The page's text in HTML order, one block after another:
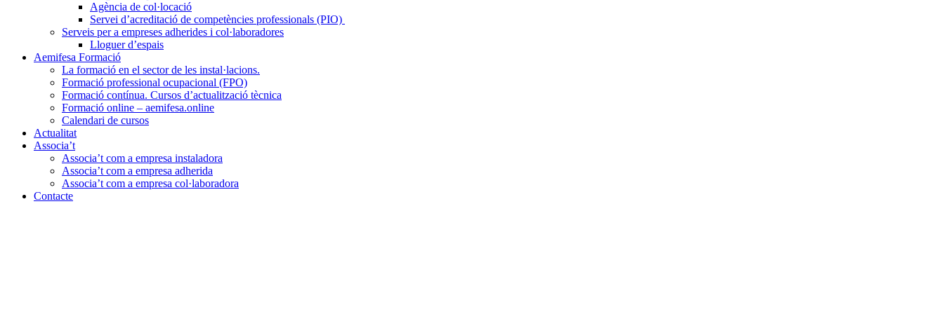
Agència de col·locació
Servei d’acreditació de competències professionals (PIO)
Serveis per a empreses adherides i col·laboradores
Lloguer d’espais
Aemifesa Formació
La formació en el sector de les instal·lacions.
Formació professional ocupacional (FPO)
Formació contínua. Cursos d’actualització tècnica
Formació online – aemifesa.online
Calendari de cursos
Actualitat
Associa’t
Associa’t com a empresa instaladora
Associa’t com a empresa adherida
Associa’t com a empresa col·laboradora
Contacte